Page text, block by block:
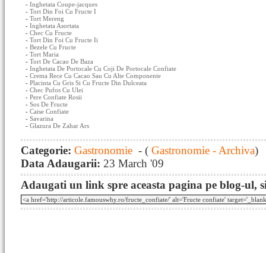
- Inghetata Coupe-jacques
- Tort Din Foi Cu Fructe I
- Tort Mereng
- Inghetata Asortata
- Chec Cu Fructe
- Tort Din Foi Cu Fructe Ii
- Bezele Cu Fructe
- Tort Maria
- Tort De Cacao De Baza
- Inghetata De Portocale Cu Coji De Portocale Confiate
- Crema Rece Cu Cacao Sau Cu Alte Componente
- Placinta Cu Gris Si Cu Fructe Din Dulceata
- Chec Pufos Cu Ulei
- Pere Confiate Rosii
- Sos De Fructe
- Caise Confiate
- Savarina
- Glazura De Zahar Ars
Categorie: Gastronomie - ( Gastronomie - Archiva)
Data Adaugarii: 23 March '09
Adaugati un link spre aceasta pagina pe blog-ul,